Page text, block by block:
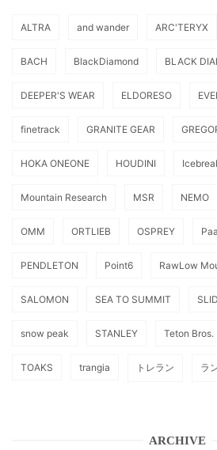
ALTRA and wander ARC'TERYX
BACH BlackDiamond BLACK
DEEPER'S WEAR ELDORESO
finetrack GRANITE GEAR
HOKA ONEONE HOUDINI
Mountain Research MSR NEMO
OMM ORTLIEB OSPREY
PENDLETON Point6 RawLow
SALOMON SEA TO SUMMIT
snow peak STANLEY Teton Bros.
TOAKS trangia トレラン ラ
ARCHIVE